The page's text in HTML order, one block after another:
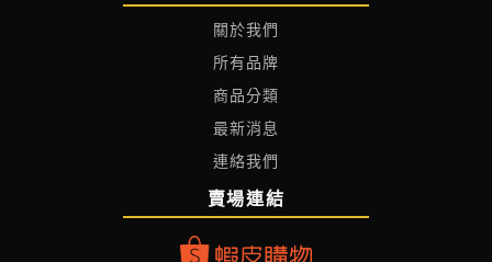
關於我們
所有品牌
商品分類
最新消息
連絡我們
賣場連結